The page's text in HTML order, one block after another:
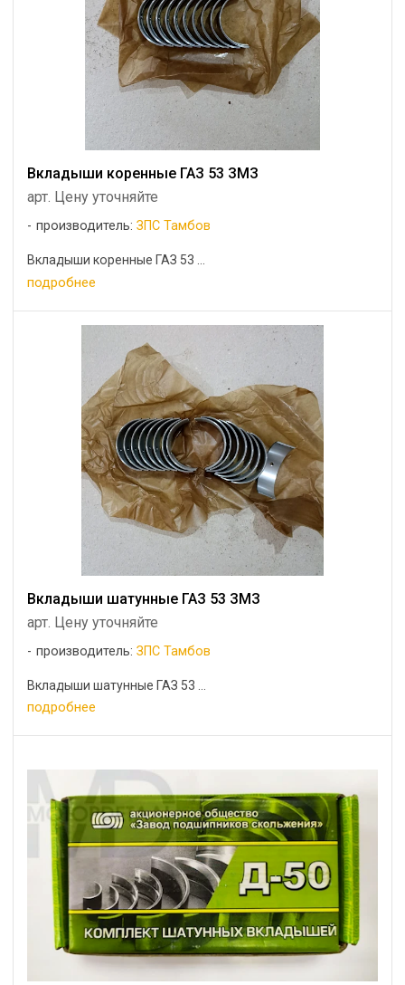
Вкладыши коренные ГАЗ 53 ЗМЗ
арт. Цену уточняйте
производитель:ЗПС Тамбов
Вкладыши коренные ГАЗ 53 ...
подробнее
Вкладыши шатунные ГАЗ 53 ЗМЗ
арт. Цену уточняйте
производитель:ЗПС Тамбов
Вкладыши шатунные ГАЗ 53 ...
подробнее